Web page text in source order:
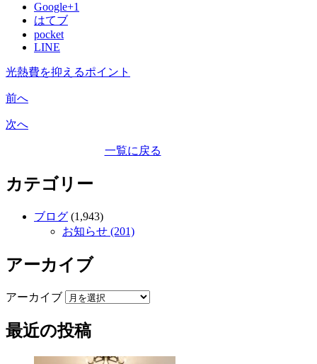
Google+1
はてブ
pocket
LINE
光熱費を抑えるポイント
前へ
次へ
一覧に戻る
カテゴリー
ブログ (1,943)
お知らせ (201)
アーカイブ
アーカイブ
最近の投稿